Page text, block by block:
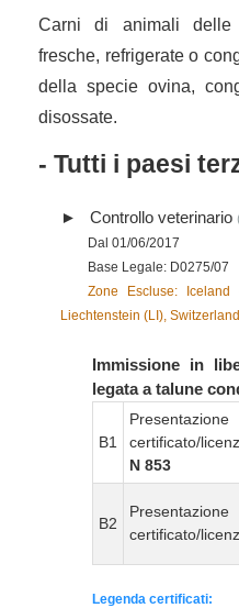
Carni di animali
fresche, refrigerate o
della specie ovina,
disossate.
- Tutti i paesi
Controllo veterinario
Dal 01/06/2017
Base Legale: D0275/07
Zone Escluse: Iceland
Liechtenstein (LI),
Immissione in
legata a talune
B1
certificato/
N 853
B2
certificato/
Legenda certificati: